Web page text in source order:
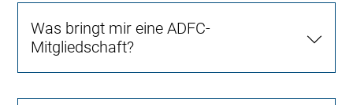
Was bringt mir eine ADFC-
Mitgliedschaft?